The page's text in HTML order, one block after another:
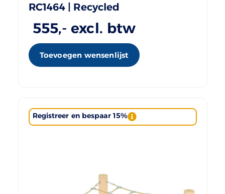
RC1464 | Recycled
555,- excl. btw
Toevoegen wensenlijst
Registreer en bespaar 15%